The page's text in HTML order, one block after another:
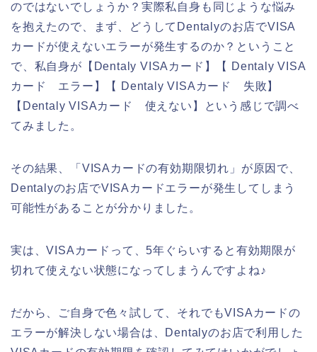
のではないでしょうか？実際私自身も同じような悩み
を抱えたので、まず、どうしてDentalyのお店でVISA
カードが使えないエラーが発生するのか？ということ
で、私自身が【Dentaly VISAカード】【 Dentaly VISA
カード エラー】【 Dentaly VISAカード 失敗】
【Dentaly VISAカード 使えない】という感じで調べ
てみました。
その結果、「VISAカードの有効期限切れ」が原因で、
Dentalyのお店でVISAカードエラーが発生してしまう
可能性があることが分かりました。
実は、VISAカードって、5年ぐらいすると有効期限が
切れて使えない状態になってしまうんですよね♪
だから、ご自身で色々試して、それでもVISAカードの
エラーが解決しない場合は、Dentalyのお店で利用した